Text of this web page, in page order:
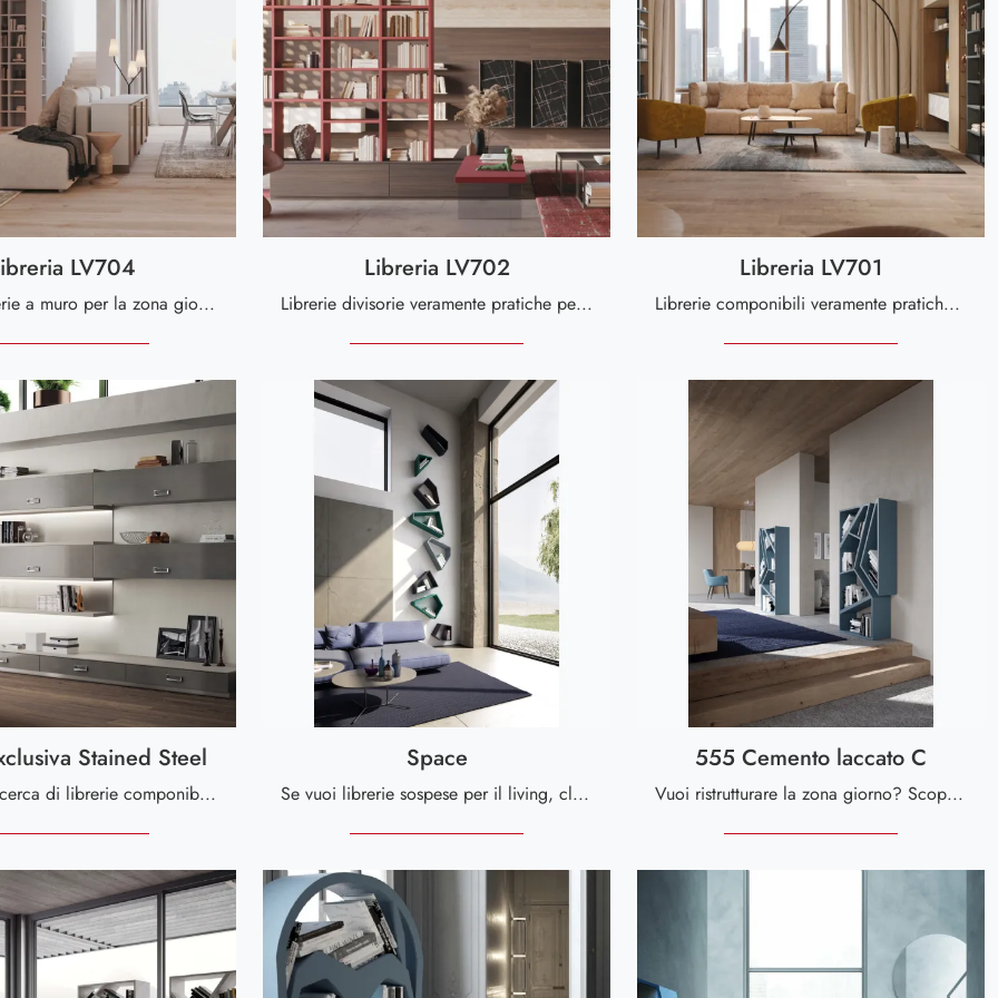
LV704
Se vuoi librerie a muro per la zona giorno, clicca e scopri le nostre soluzioni moderne: il modello Libreria LV704 Giessegi ti attende!
Libreria LV702
Librerie divisorie veramente pratiche per stanze moderne: ottieni informazioni sul modello Libreria LV702 della marca Giessegi!
Libreria LV701
Librerie componibili veramente pratiche per stanze moderne: scopri di più sul modello Libreria LV701 del brand Giessegi!
Stained Steel
Se sei alla ricerca di librerie componibili per il soggiorno, clicca e scopri le nostre soluzioni moderne: il modello Living Exclusiva Stained Steel ...
Space
Se vuoi librerie sospese per il living, clicca e scopri le nostre soluzioni design: il modello Space Voltan ti attende!
555 Cemento laccato C
Vuoi ristrutturare la zona giorno? Scopri di più sulle librerie design a muro e arreda i tuoi spazi con il modello 555 Cemento laccato C.